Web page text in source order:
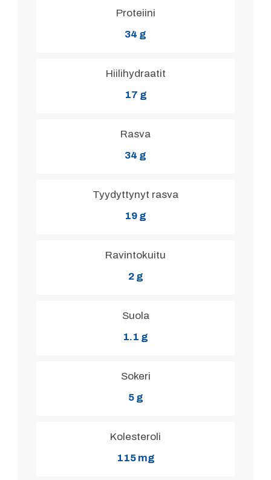
Proteiini
34 g
Hiilihydraatit
17 g
Rasva
34 g
Tyydyttynyt rasva
19 g
Ravintokuitu
2 g
Suola
1.1 g
Sokeri
5 g
Kolesteroli
115 mg